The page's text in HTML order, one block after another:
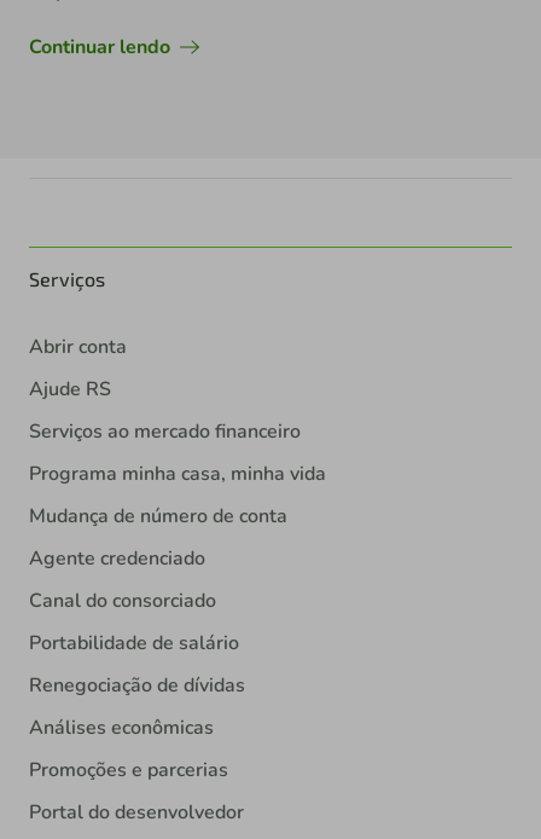
Continuar lendo
Serviços
Abrir conta
Ajude RS
Serviços ao mercado financeiro
Programa minha casa, minha vida
Mudança de número de conta
Agente credenciado
Canal do consorciado
Portabilidade de salário
Renegociação de dívidas
Análises econômicas
Promoções e parcerias
Portal do desenvolvedor